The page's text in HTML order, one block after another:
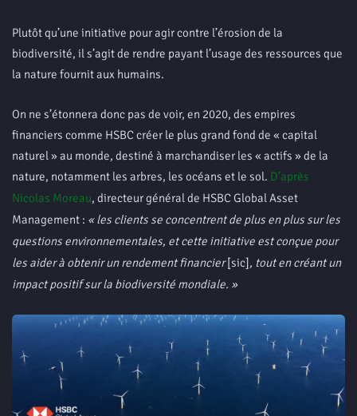
Plutôt qu’une initiative pour agir contre l’érosion de la
biodiversité, il s’agit de rendre payant l’usage des ressources que
la nature fournit aux humains.
On ne s’étonnera donc pas de voir, en 2020, des empires
financiers comme HSBC créer le plus grand fond de « capital
naturel » au monde, destiné à marchandiser les « actifs » de la
nature, notamment les arbres, les océans et le sol. D’après
Nicolas Moreau, directeur général de HSBC Global Asset
Management : « les clients se concentrent de plus en plus sur les
questions environnementales, et cette initiative est conçue pour
les aider à obtenir un rendement financier[sic], tout en créant un
impact positif sur la biodiversité mondiale. »